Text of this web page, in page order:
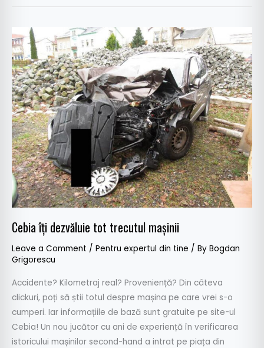
Cebia îți dezvăluie tot trecutul mașinii
Leave a Comment / Pentru expertul din tine / By Bogdan
Grigorescu
Accidente? Kilometraj real? Proveniență? Din câteva
clickuri, poți să știi totul despre mașina pe care vrei s-o
cumperi. Iar informațiile de bază sunt gratuite pe site-ul
Cebia! Un nou jucător cu ani de experiență în verificarea
istoricului mașinilor second-hand a intrat pe piața din
Cebia
îți
dezvăluie
tot
trecutul
mașinii